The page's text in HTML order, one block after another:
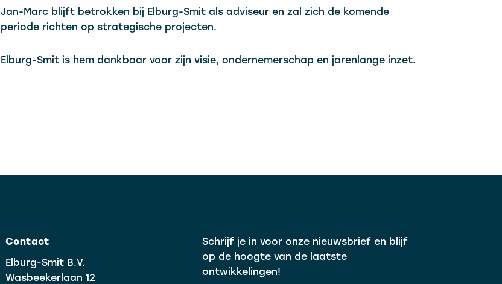
Jan-Marc blijft betrokken bij Elburg-Smit als adviseur en zal zich de komende
periode richten op strategische projecten.
Elburg-Smit is hem dankbaar voor zijn visie, ondernemerschap en jarenlange inzet.
Contact
Elburg-Smit B.V.
Wasbeekerlaan 12
Schrijf je in voor onze nieuwsbrief en blijf
op de hoogte van de laatste
ontwikkelingen!